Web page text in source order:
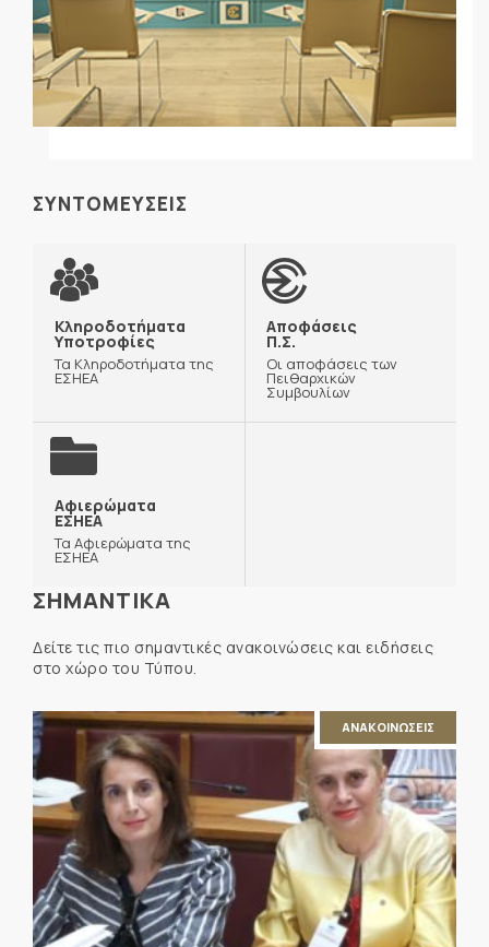
ΣΥΝΤΟΜΕΥΣΕΙΣ
Κληροδοτήματα
Υποτροφίες
Τα Κληροδοτήματα της
ΕΣΗΕΑ
Αποφάσεις
Π.Σ.
Οι αποφάσεις των
Πειθαρχικών
Συμβουλίων
Αφιερώματα
ΕΣΗΕΑ
Τα Αφιερώματα της
ΕΣΗΕΑ
ΣΗΜΑΝΤΙΚΑ
Δείτε τις πιο σημαντικές ανακοινώσεις και ειδήσεις
στο χώρο του Τύπου.
ΑΝΑΚΟΙΝΩΣΕΙΣ